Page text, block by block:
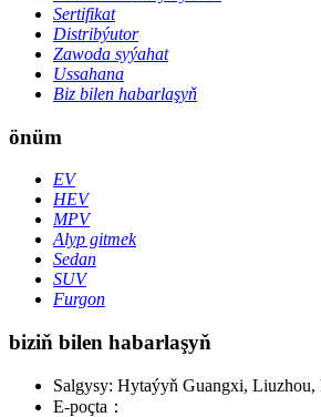
Sertifikat
Distribýutor
Zawoda syýahat
Ussahana
Biz bilen habarlaşyň
önüm
EV
HEV
MPV
Alyp gitmek
Sedan
SUV
Furgon
biziň bilen habarlaşyň
Salgysy: Hytaýyň Guangxi, Liuzhou,
E-poçta：